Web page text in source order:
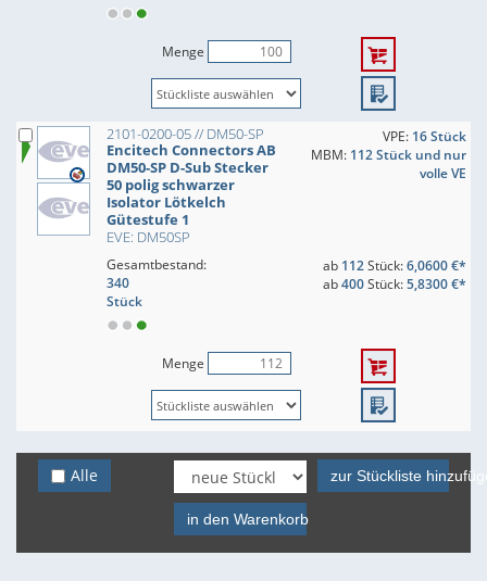
Menge
2101-0200-05 // DM50-SP
Encitech Connectors AB
DM50-SP D-Sub Stecker
50 polig schwarzer
Isolator Lötkelch
Gütestufe 1
EVE: DM50SP
VPE: 16 Stück
MBM: 112 Stück und nur
volle VE
Gesamtbestand:
340
Stück
ab 112Stück:6,0600 €*
ab400Stück:5,8300 €*
Menge
Alle zur Stückliste
in den Warenkorb